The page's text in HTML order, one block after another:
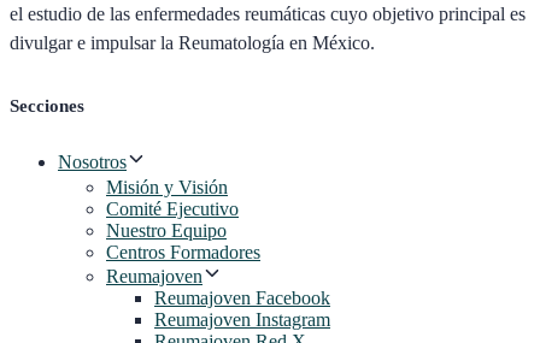
el estudio de las enfermedades reumáticas cuyo objetivo principal es
divulgar e impulsar la Reumatología en México.
Secciones
Nosotros
Misión y Visión
Comité Ejecutivo
Nuestro Equipo
Centros Formadores
Reumajoven
Reumajoven Facebook
Reumajoven Instagram